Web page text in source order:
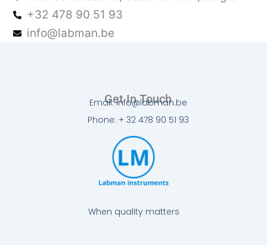
+32 478 90 51 93
info@labman.be
When quality matters
Get In Touch
Email: info@labman.be
Phone: + 32 478 90 51 93